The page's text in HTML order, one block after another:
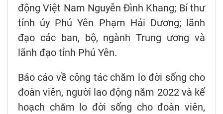
động Việt Nam Nguyễn Đình Khang; Bí thư
tỉnh ủy Phú Yên Phạm Hải Dương; lãnh
đạo các ban, bộ, ngành Trung ương và
lãnh đạo tỉnh Phú Yên.
Báo cáo về công tác chăm lo đời sống cho
đoàn viên, người lao động năm 2022 và kế
hoạch chăm lo đời sống cho đoàn viên,